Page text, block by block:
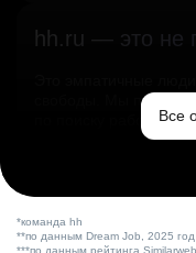
hh.ru — это не
свободы. Мы
по поиску работы в
Все
*команда hh
**по данным Dream Job, 2025 год
***по данным рейтинга